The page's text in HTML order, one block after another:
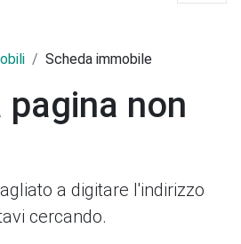
Scheda immobile
pagina non
a digitare l'indirizzo
cercando.